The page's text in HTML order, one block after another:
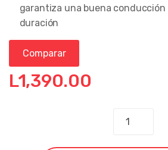
garantiza una buena conducción
duración
Comparar
L1,390.00
JUEGO
OLLAS